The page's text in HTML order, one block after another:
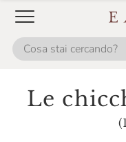
Le
Villani